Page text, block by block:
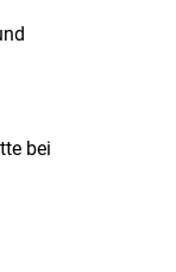
bei